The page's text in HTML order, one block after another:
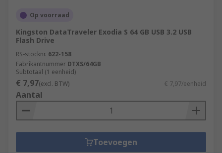
Op voorraad
Kingston DataTraveler Exodia S 64 GB USB 3.2 USB
Flash Drive
RS-stocknr. 622-158
Fabrikantnummer DTXS/64GB
Subtotaal (1 eenheid)
€ 7,97(excl. BTW) € 7,97/eenheid
Aantal
Toevoegen